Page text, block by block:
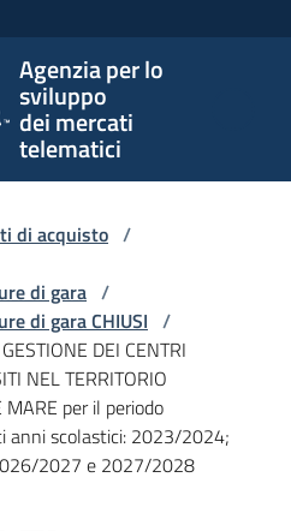
Agenzia per lo
sviluppo
dei mercati
telematici
di acquisto /
di gara /
di gara CHIUSI /
DEI CENTRI
NEL TERRITORIO
MARE per il periodo
anni scolastici: 2023/2024;
2027 e 2027/2028